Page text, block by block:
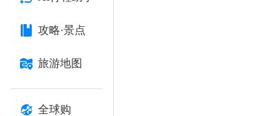
攻略·景点
旅游地图
全球购